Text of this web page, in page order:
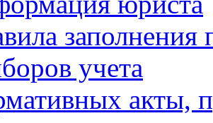
заполнения
учета
акты,